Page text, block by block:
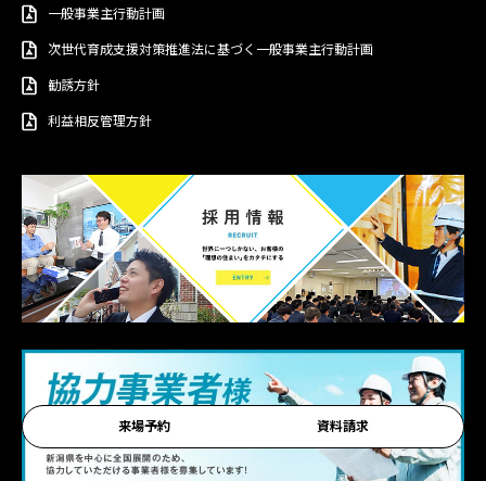
来場予約 資料請求
一般事業主行動計画
次世代育成支援対策推進法に基づく一般事業主行動計画
勧誘方針
利益相反管理方針